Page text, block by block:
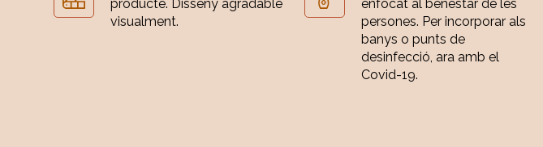
producte. Disseny agradable
visualment.
enfocat al benestar de les
persones. Per incorporar als
banys o punts de
desinfecció, ara amb el
Covid-19.